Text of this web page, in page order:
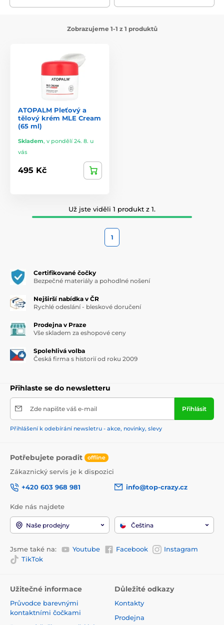
Zobrazujeme 1-1 z 1 produktů
ATOPALM Pleťový a
tělový krém MLE Cream
(65 ml)
Skladem, v pondělí 24. 8. u
vás
495 Kč
Už jste viděli 1 produkt z 1.
1
Certifikované čočky
Bezpečné materiály a pohodlné nošení
Nejširší nabídka v ČR
Rychlé odeslání - bleskové doručení
Prodejna v Praze
Vše skladem za eshopové ceny
Spolehlivá volba
Česká firma s historií od roku 2009
Přihlaste se do newsletteru
Zde napište váš e-mail Přihlásit
Přihlášení k odebírání newsletru - akce, novinky, slevy
Potřebujete poradit offline
Zákaznický servis je k dispozici
+420 603 968 981
info@top-crazy.cz
Kde nás najdete
Naše prodejny Čeština
Jsme také na: Youtube Facebook
Instagram
TikTok
Užitečné informace
Průvodce barevnými
kontaktními čočkami
Důležité odkazy
Kontakty
Prodejna